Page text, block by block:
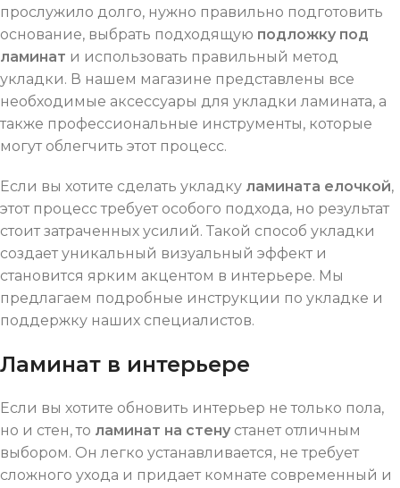
прослужило долго, нужно правильно подготовить
основание, выбрать подходящую подложку под
ламинат и использовать правильный метод
укладки. В нашем магазине представлены все
необходимые аксессуары для укладки ламината, а
также профессиональные инструменты, которые
могут облегчить этот процесс.
Если вы хотите сделать укладку ламината елочкой,
этот процесс требует особого подхода, но результат
стоит затраченных усилий. Такой способ укладки
создает уникальный визуальный эффект и
становится ярким акцентом в интерьере. Мы
предлагаем подробные инструкции по укладке и
поддержку наших специалистов.
Ламинат в интерьере
Если вы хотите обновить интерьер не только пола,
но и стен, то ламинат на стенустанет отличным
выбором. Он легко устанавливается, не требует
сложного ухода и придает комнате современный и